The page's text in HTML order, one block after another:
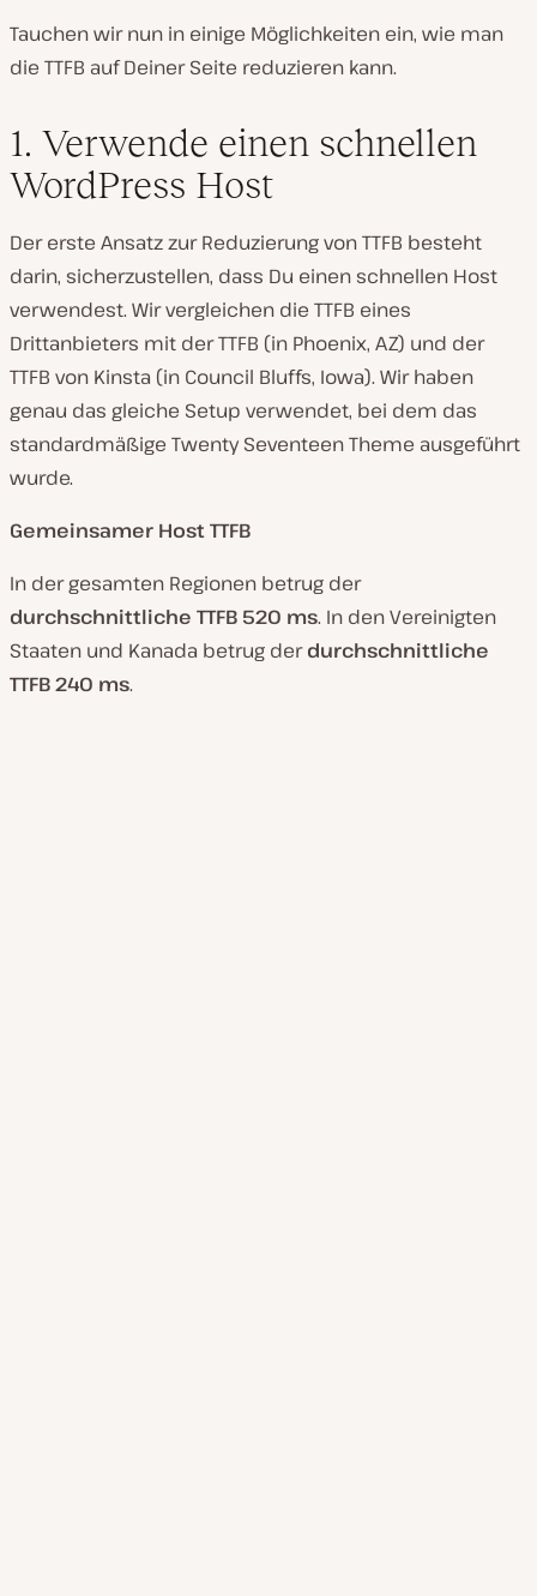
Tauchen wir nun in einige Möglichkeiten ein, wie man
die TTFB auf Deiner Seite reduzieren kann.
1. Verwende einen schnellen
WordPress Host
Der erste Ansatz zur Reduzierung von TTFB besteht
darin, sicherzustellen, dass Du einen schnellen Host
verwendest. Wir vergleichen die TTFB eines
Drittanbieters mit der TTFB (in Phoenix, AZ) und der
TTFB von Kinsta (in Council Bluffs, Iowa). Wir haben
genau das gleiche Setup verwendet, bei dem das
standardmäßige Twenty Seventeen Theme ausgeführt
wurde.
Gemeinsamer Host TTFB
In der gesamten Regionen betrug der
durchschnittliche TTFB 520 ms. In den Vereinigten
Staaten und Kanada betrug derdurchschnittliche
TTFB 240 ms.